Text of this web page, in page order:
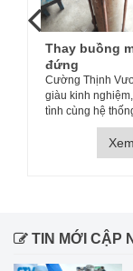
Bảo dưỡng
trục đứng ở
Việc bảo dưỡng
thực hiện đúng
cho máy vận
còn giúp kéo dài
lên rất nhiều.
máy bơm hoạt
TIN MỚI CẬP